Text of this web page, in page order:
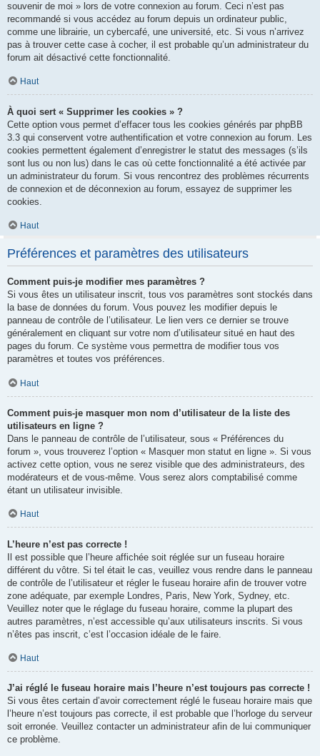
souvenir de moi » lors de votre connexion au forum. Ceci n’est pas
recommandé si vous accédez au forum depuis un ordinateur public,
comme une librairie, un cybercafé, une université, etc. Si vous n’arrivez
pas à trouver cette case à cocher, il est probable qu’un administrateur du
forum ait désactivé cette fonctionnalité.
Haut
À quoi sert « Supprimer les cookies » ?
Cette option vous permet d’effacer tous les cookies générés par phpBB
3.3 qui conservent votre authentification et votre connexion au forum. Les
cookies permettent également d’enregistrer le statut des messages (s’ils
sont lus ou non lus) dans le cas où cette fonctionnalité a été activée par
un administrateur du forum. Si vous rencontrez des problèmes récurrents
de connexion et de déconnexion au forum, essayez de supprimer les
cookies.
Haut
Préférences et paramètres des utilisateurs
Comment puis-je modifier mes paramètres ?
Si vous êtes un utilisateur inscrit, tous vos paramètres sont stockés dans
la base de données du forum. Vous pouvez les modifier depuis le
panneau de contrôle de l’utilisateur. Le lien vers ce dernier se trouve
généralement en cliquant sur votre nom d’utilisateur situé en haut des
pages du forum. Ce système vous permettra de modifier tous vos
paramètres et toutes vos préférences.
Haut
Comment puis-je masquer mon nom d’utilisateur de la liste des
utilisateurs en ligne ?
Dans le panneau de contrôle de l’utilisateur, sous « Préférences du
forum », vous trouverez l’option « Masquer mon statut en ligne ». Si vous
activez cette option, vous ne serez visible que des administrateurs, des
modérateurs et de vous-même. Vous serez alors comptabilisé comme
étant un utilisateur invisible.
Haut
L’heure n’est pas correcte !
Il est possible que l’heure affichée soit réglée sur un fuseau horaire
différent du vôtre. Si tel était le cas, veuillez vous rendre dans le panneau
de contrôle de l’utilisateur et régler le fuseau horaire afin de trouver votre
zone adéquate, par exemple Londres, Paris, New York, Sydney, etc.
Veuillez noter que le réglage du fuseau horaire, comme la plupart des
autres paramètres, n’est accessible qu’aux utilisateurs inscrits. Si vous
n’êtes pas inscrit, c’est l’occasion idéale de le faire.
Haut
J’ai réglé le fuseau horaire mais l’heure n’est toujours pas correcte !
Si vous êtes certain d’avoir correctement réglé le fuseau horaire mais que
l’heure n’est toujours pas correcte, il est probable que l’horloge du serveur
soit erronée. Veuillez contacter un administrateur afin de lui communiquer
ce problème.